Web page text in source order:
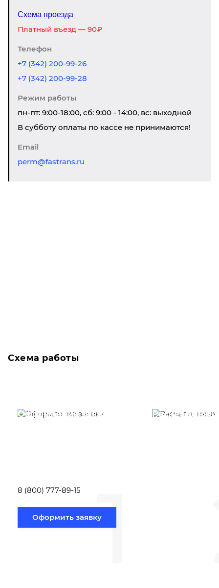
Схема проезда
Платный въезд — 90₽
Телефон
+7 (342) 200-99-26
+7 (342) 200-99-28
Режим работы
пн-пт: 9:00-18:00, сб: 9:00 - 14:00, вс: выходной
В субботу оплаты по кассе не принимаются!
Email
perm@fastrans.ru
Схема работы
1
Оформление заявки
8 (800) 777-89-15
Оформить заявку
Расчет